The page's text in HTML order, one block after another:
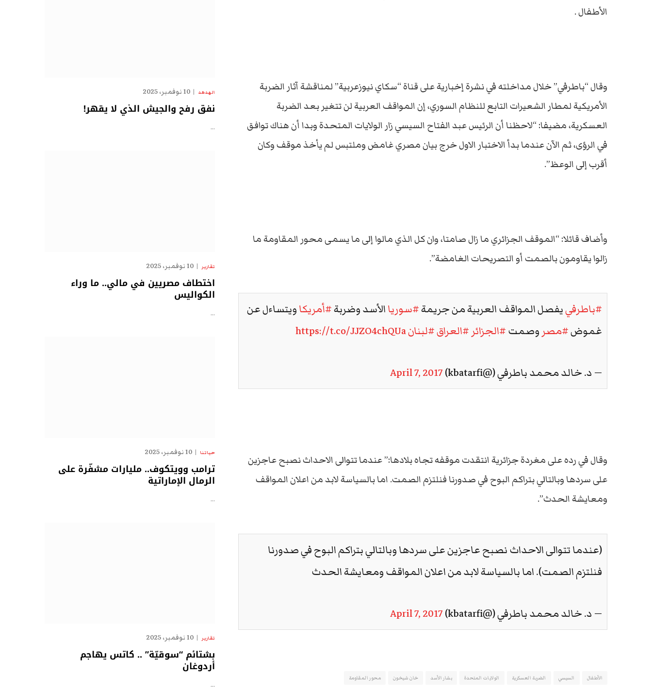
الأطفال .
وقال “باطرفي” خلال مداخلته في نشرة إخبارية على قناة “سكاي نيوزعربية” لمناقشة آثار الضربة
الأمريكية لمطار الشعيرات التابع للنظام السوري، إن المواقف العربية لن تتغير بعد الضربة
العسكرية، مضيفا: “لاحظنا أن الرئيس عبد الفتاح السيسي زار الولايات المتحدة وبدا أن هناك توافق
في الرؤى، ثم الآن عندما بدأ الاختبار الاول خرج بيان مصري غامض وملتبس لم يأخذ موقف وكان
أقرب إلى الوعظ”.
وأضاف قائلا: “الموقف الجزائري ما زال صامتا، وان كل الذي مالوا إلى ما يسمى محور المقاومة ما
زالوا يقاومون بالصمت أو التصريحات الغامضة”.
#باطرفييفصل المواقف العربية من جريمة#سورياالأسد وضربة#أمريكاويتساءل عن
غموض#مصر وصمت#الجزائر #العراق#لبنانhttps://t.co/JJZO4chQUa
— د. خالد محمد باطرفي (@kbatarfi) April 7, 2017
وقال في رده على مغردة جزائرية انتقدت موقفه تجاه بلادها:” عندما تتوالى الاحداث نصبح عاجزين
على سردها وبالتالي بتراكم البوح في صدورنا فنلتزم الصمت. اما بالسياسة لابد من اعلان المواقف
ومعايشة الحدث”.
(عندما تتوالى الاحداث نصبح عاجزين على سردها وبالتالي بتراكم البوح في صدورنا
فنلتزم الصمت). اما بالسياسة لابد من اعلان المواقف ومعايشة الحدث
— د. خالد محمد باطرفي (@kbatarfi) April 7, 2017
الأطفال السيسي الضربة العسكرية الولايات المتحدة بشار الأسد خان شيخون محور المقاومة
الهدهد 10 نوفمبر، 2025
نفق رفح والجيش الذي لا يقهر!
…
تقارير 10 نوفمبر، 2025
اختطاف مصريين في مالي.. ما وراء
الكواليس
…
حياتنا 10 نوفمبر، 2025
ترامب وويتكوف.. مليارات مشفّرة على
الرمال الإماراتية
…
تقارير 10 نوفمبر، 2025
بشتائم “سوقيّة” .. كاتس يهاجم
أردوغان
…